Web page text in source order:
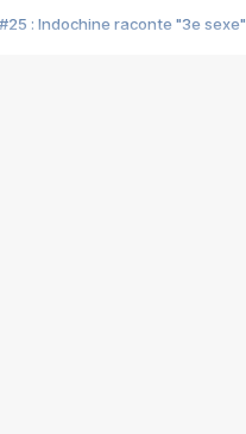
#25 : Indochine raconte "3e sexe"